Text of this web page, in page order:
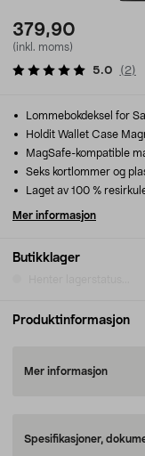
379,90
(inkl. moms)
5.0 ( 2)
Butikklager
Lommebokdeksel for
Holdit Wallet Case
MagSafe-kompatible
Seks kortlommer og
Laget av 100 %
Mer informasjon
Produktinformasjon
Mer informasjon
Spesifikasjoner,